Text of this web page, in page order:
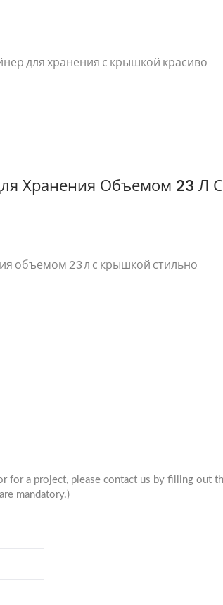
для хранения с крышкой красиво
Хранения Объемом 23 Л С
объемом 23 л с крышкой стильно